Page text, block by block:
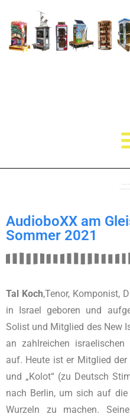
AudioboXX am
Sommer 2021
Tal Koch,Tenor, Komponist,
in Israel geboren und
Solist und Mitglied des New
an zahlreichen israelischen
auf. Heute ist er Mitglied der
und „Kolot“ (zu Deutsch
nach Berlin, um sich auf
Wurzeln zu machen.